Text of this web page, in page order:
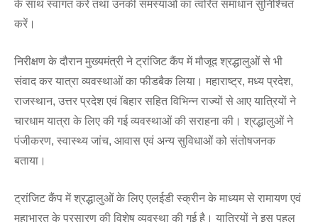
के साथ स्वागत करें तथा उनकी समस्याओं का त्वरित समाधान सुनिश्चित
करें।
निरीक्षण के दौरान मुख्यमंत्री ने ट्रांजिट कैंप में मौजूद श्रद्धालुओं से भी
संवाद कर यात्रा व्यवस्थाओं का फीडबैक लिया। महाराष्ट्र, मध्य प्रदेश,
राजस्थान, उत्तर प्रदेश एवं बिहार सहित विभिन्न राज्यों से आए यात्रियों ने
चारधाम यात्रा के लिए की गई व्यवस्थाओं की सराहना की। श्रद्धालुओं ने
पंजीकरण, स्वास्थ्य जांच, आवास एवं अन्य सुविधाओं को संतोषजनक
बताया।
ट्रांजिट कैंप में श्रद्धालुओं के लिए एलईडी स्क्रीन के माध्यम से रामायण एवं
महाभारत के प्रसारण की विशेष व्यवस्था की गई है। यात्रियों ने इस पहल